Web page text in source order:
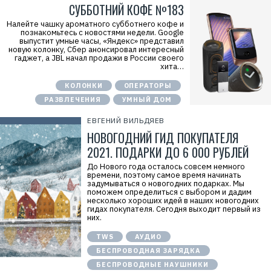
СУББОТНИЙ КОФЕ №183
Налейте чашку ароматного субботнего кофе и
познакомьтесь с новостями недели. Google
выпустит умные часы, «Яндекс» представил
новую колонку, Сбер анонсировал интересный
гаджет, а JBL начал продажи в России своего
хита…
КОЛОНКИ
ОПЕРАТОРЫ
РАЗВЛЕЧЕНИЯ
УМНЫЙ ДОМ
ЕВГЕНИЙ ВИЛЬДЯЕВ
НОВОГОДНИЙ ГИД ПОКУПАТЕЛЯ
2021. ПОДАРКИ ДО 6 000 РУБЛЕЙ
До Нового года осталось совсем немного
времени, поэтому самое время начинать
задумываться о новогодних подарках. Мы
поможем определиться с выбором и дадим
несколько хороших идей в наших новогодних
гидах покупателя. Сегодня выходит первый из
них.
TWS
АУДИО
БЕСПРОВОДНАЯ ЗАРЯДКА
БЕСПРОВОДНЫЕ НАУШНИКИ